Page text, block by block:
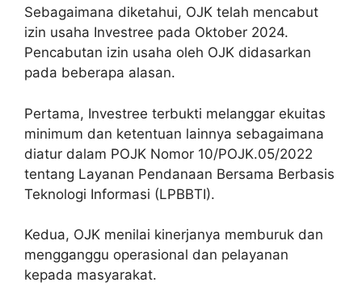
Sebagaimana diketahui, OJK telah mencabut
izin usaha Investree pada Oktober 2024.
Pencabutan izin usaha oleh OJK didasarkan
pada beberapa alasan.
Pertama, Investree terbukti melanggar ekuitas
minimum dan ketentuan lainnya sebagaimana
diatur dalam POJK Nomor 10/POJK.05/2022
tentang Layanan Pendanaan Bersama Berbasis
Teknologi Informasi (LPBBTI).
Kedua, OJK menilai kinerjanya memburuk dan
mengganggu operasional dan pelayanan
kepada masyarakat.